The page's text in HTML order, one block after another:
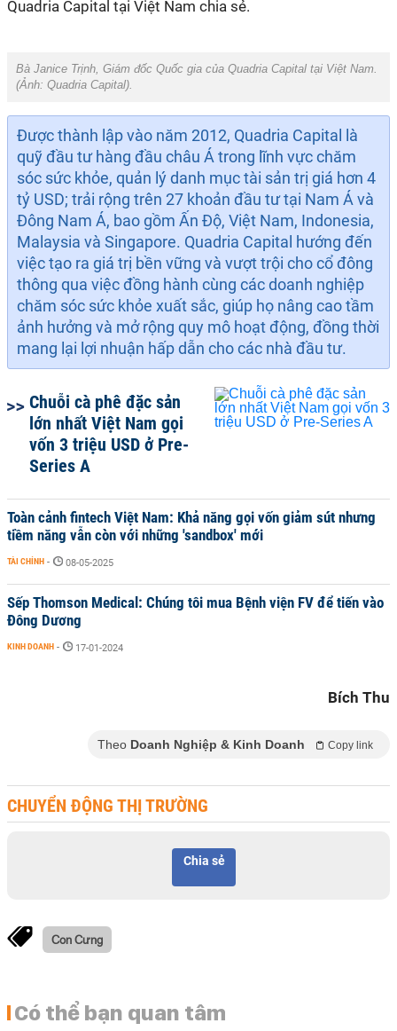
Quadria Capital tại Việt Nam chia sẻ.
Bà Janice Trịnh, Giám đốc Quốc gia của Quadria Capital tại Việt Nam.
(Ảnh: Quadria Capital).
Được thành lập vào năm 2012, Quadria Capital là
quỹ đầu tư hàng đầu châu Á trong lĩnh vực chăm
sóc sức khỏe, quản lý danh mục tài sản trị giá hơn 4
tỷ USD; trải rộng trên 27 khoản đầu tư tại Nam Á và
Đông Nam Á, bao gồm Ấn Độ, Việt Nam, Indonesia,
Malaysia và Singapore. Quadria Capital hướng đến
việc tạo ra giá trị bền vững và vượt trội cho cổ đông
thông qua việc đồng hành cùng các doanh nghiệp
chăm sóc sức khỏe xuất sắc, giúp họ nâng cao tầm
ảnh hưởng và mở rộng quy mô hoạt động, đồng thời
mang lại lợi nhuận hấp dẫn cho các nhà đầu tư.
Chuỗi cà phê đặc sản
lớn nhất Việt Nam gọi
vốn 3 triệu USD ở Pre-
Series A
Toàn cảnh fintech Việt Nam: Khả năng gọi vốn giảm sút nhưng
tiềm năng vẫn còn với những 'sandbox' mới
TÀI CHÍNH - 08-05-2025
Sếp Thomson Medical: Chúng tôi mua Bệnh viện FV để tiến vào
Đông Dương
KINH DOANH - 17-01-2024
Bích Thu
Theo Doanh Nghiệp & Kinh Doanh Copy link
CHUYỂN ĐỘNG THỊ TRƯỜNG
Chia sẻ
Con Cưng
Có thể bạn quan tâm